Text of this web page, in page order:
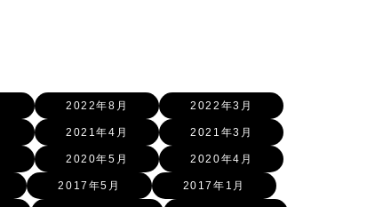
2022年8月 2022年3月
2021年4月 2021年3月
2020年5月 2020年4月
2017年5月 2017年1月